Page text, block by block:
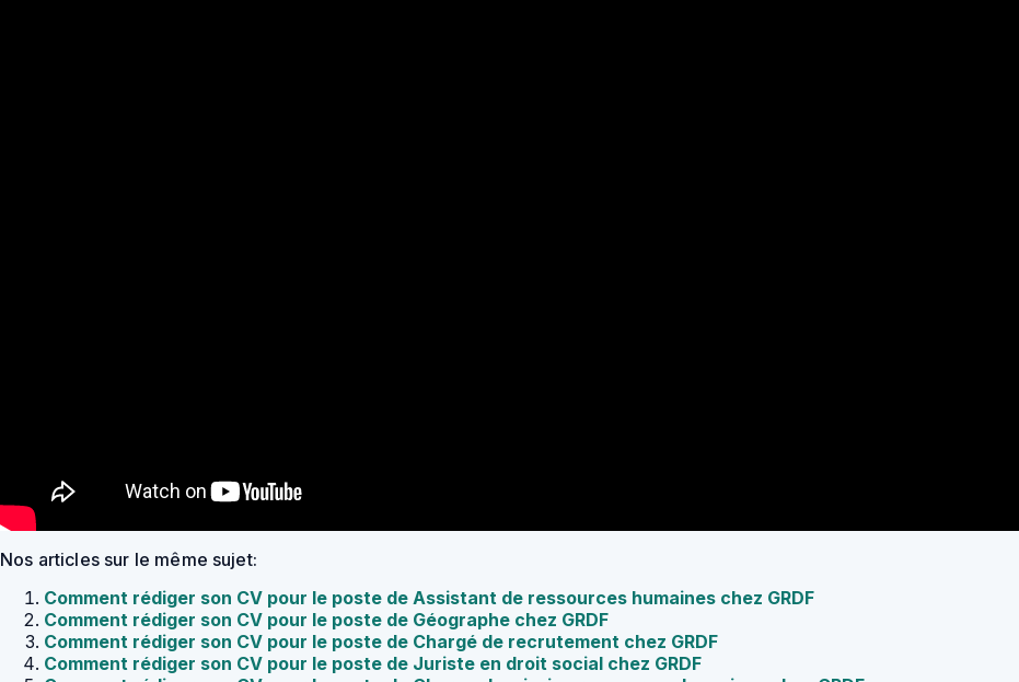
Nos articles sur le même sujet:
Comment rédiger son CV pour le poste de Assistant de ressources humaines chez GRDF
Comment rédiger son CV pour le poste de Géographe chez GRDF
Comment rédiger son CV pour le poste de Chargé de recrutement chez GRDF
Comment rédiger son CV pour le poste de Juriste en droit social chez GRDF